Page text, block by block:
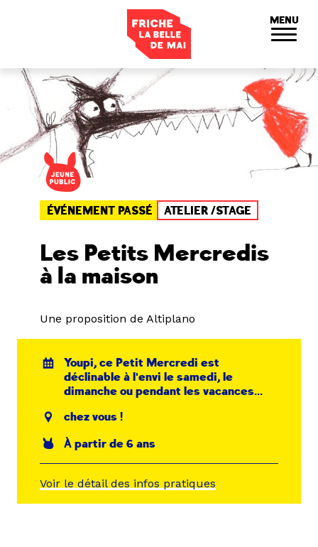
MENU
ÉVÉNEMENT PASSÉ ATELIER /STAGE
Les Petits Mercredis
à la maison
Une proposition de Altiplano
Youpi, ce Petit Mercredi est
déclinable à l'envi le samedi, le
dimanche ou pendant les vacances...
chez vous !
À partir de 6 ans
Voir le détail des infos pratiques
Panneau de gestion des cookies